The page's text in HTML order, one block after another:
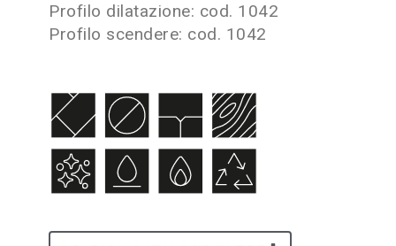
Profilo dilatazione: cod. 1042
Profilo scendere: cod. 1042